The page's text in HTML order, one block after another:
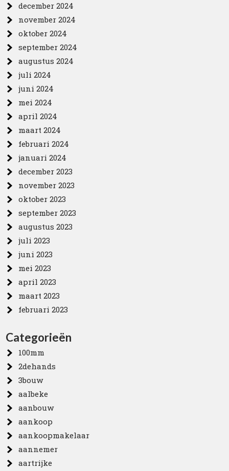
december 2024
november 2024
oktober 2024
september 2024
augustus 2024
juli 2024
juni 2024
mei 2024
april 2024
maart 2024
februari 2024
januari 2024
december 2023
november 2023
oktober 2023
september 2023
augustus 2023
juli 2023
juni 2023
mei 2023
april 2023
maart 2023
februari 2023
Categorieën
100mm
2dehands
3bouw
aalbeke
aanbouw
aankoop
aankoopmakelaar
aannemer
aartrijke